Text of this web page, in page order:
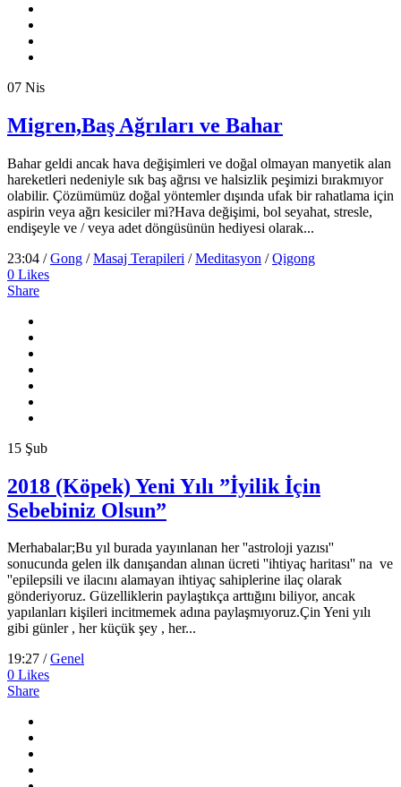
07 Nis
Migren,Baş Ağrıları ve Bahar
Bahar geldi ancak hava değişimleri ve doğal olmayan manyetik alan
hareketleri nedeniyle sık baş ağrısı ve halsizlik peşimizi bırakmıyor
olabilir. Çözümümüz doğal yöntemler dışında ufak bir rahatlama için
aspirin veya ağrı kesiciler mi?Hava değişimi, bol seyahat, stresle,
endişeyle ve / veya adet döngüsünün hediyesi olarak...
23:04 /Gong /Masaj Terapileri /Meditasyon /Qigong
0 Likes
Share
15 Şub
2018 (Köpek) Yeni Yılı ”İyilik İçin
Sebebiniz Olsun”
Merhabalar;Bu yıl burada yayınlanan her ''astroloji yazısı''
sonucunda gelen ilk danışandan alınan ücreti ''ihtiyaç haritası'' na ve
''epilepsili ve ilacını alamayan ihtiyaç sahiplerine ilaç olarak
gönderiyoruz. Güzelliklerin paylaştıkça arttığını biliyor, ancak
yapılanları kişileri incitmemek adına paylaşmıyoruz.Çin Yeni yılı
gibi günler , her küçük şey , her...
19:27 /Genel
0 Likes
Share